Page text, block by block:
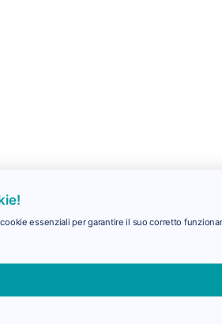
essenziali per garantire il suo corretto